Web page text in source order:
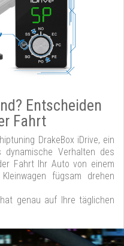
Entscheiden
Fahrt
DrakeBox iDrive, ein
Verhalten des
Fahrt Ihr Auto von einem
fügsam drehen
genau auf Ihre täglichen